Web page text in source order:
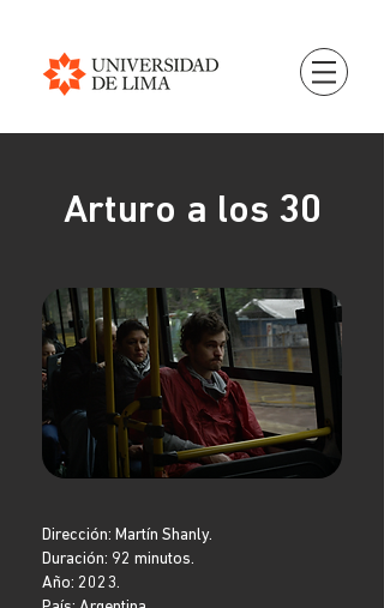
Arturo a los 30
Dirección: Martín Shanly.
Duración: 92 minutos.
Año: 2023.